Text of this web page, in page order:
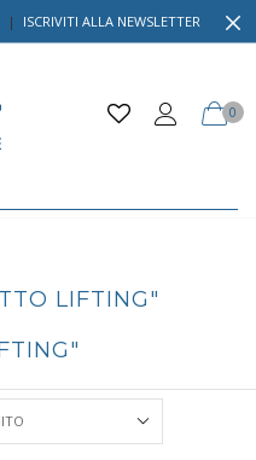
| ISCRIVITI ALLA NEWSLETTER
0
LIFTING"